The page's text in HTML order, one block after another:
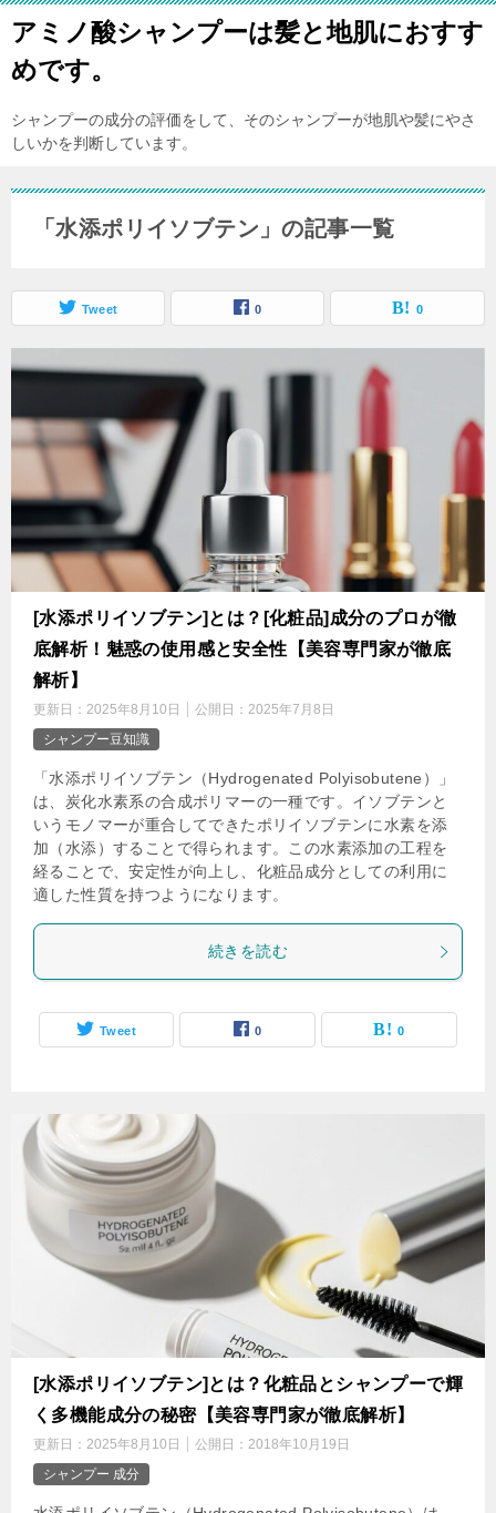
アミノ酸シャンプーは髪と地肌におすす
めです。
シャンプーの成分の評価をして、そのシャンプーが地肌や髪にやさ
しいかを判断しています。
「水添ポリイソブテン」の記事一覧
Tweet 0 0
[水添ポリイソブテン]とは？[化粧品]成分のプロが徹
底解析！魅惑の使用感と安全性【美容専門家が徹底
解析】
更新日： 2025年8月10日 公開日： 2025年7月8日
シャンプー豆知識
「水添ポリイソブテン（Hydrogenated Polyisobutene）」
は、炭化水素系の合成ポリマーの一種です。イソブテンと
いうモノマーが重合してできたポリイソブテンに水素を添
加（水添）することで得られます。この水素添加の工程を
経ることで、安定性が向上し、化粧品成分としての利用に
適した性質を持つようになります。
続きを読む
Tweet 0 0
[水添ポリイソブテン]とは？化粧品とシャンプーで輝
く多機能成分の秘密【美容専門家が徹底解析】
更新日： 2025年8月10日 公開日： 2018年10月19日
シャンプー 成分